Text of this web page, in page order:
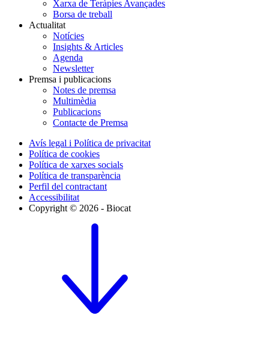
Xarxa de Teràpies Avançades
Borsa de treball
Actualitat
Notícies
Insights & Articles
Agenda
Newsletter
Premsa i publicacions
Notes de premsa
Multimèdia
Publicacions
Contacte de Premsa
Avís legal i Política de privacitat
Política de cookies
Política de xarxes socials
Política de transparència
Perfil del contractant
Accessibilitat
Copyright © 2026 - Biocat